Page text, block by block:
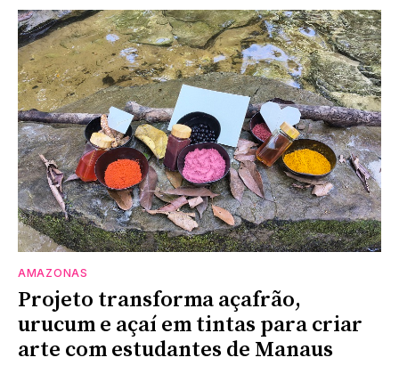
AMAZONAS
Projeto transforma açafrão,
urucum e açaí em tintas para criar
arte com estudantes de Manaus